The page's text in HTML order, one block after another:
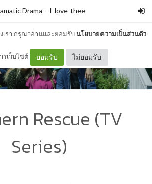
เรา กรุณาอ่านและยอมรับนโยบายความเป็นส่วนตัว
รเว็บไซต์ ยอมรับ ไม่ยอมรับ
Drama – I-love-thee
Rescue (TV
Series)